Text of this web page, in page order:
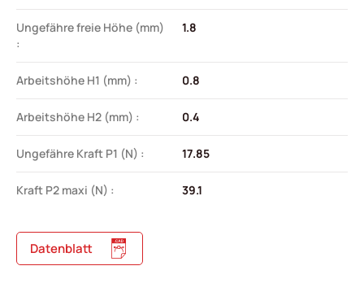
Ungefähre freie Höhe (mm)
:
1.8
Arbeitshöhe H1 (mm) : 0.8
Arbeitshöhe H2 (mm) : 0.4
Ungefähre Kraft P1 (N) : 17.85
Kraft P2 maxi (N) : 39.1
Datenblatt